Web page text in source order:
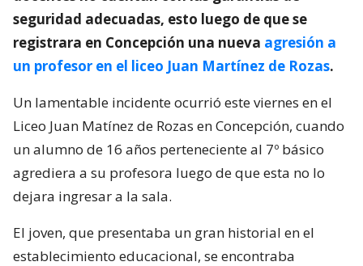
seguridad adecuadas, esto luego de que se
registrara en Concepción una nueva agresión a
un profesor en el liceo Juan Martínez de Rozas.
Un lamentable incidente ocurrió este viernes en el
Liceo Juan Matínez de Rozas en Concepción, cuando
un alumno de 16 años perteneciente al 7º básico
agrediera a su profesora luego de que esta no lo
dejara ingresar a la sala.
El joven, que presentaba un gran historial en el
establecimiento educacional, se encontraba